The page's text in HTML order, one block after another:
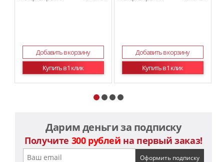
Добавить в корзину
Купить в 1 клик
Добавить в корзину
Купить в 1 клик
Дарим деньги за подписку
Получите 300 рублей на первый заказ!